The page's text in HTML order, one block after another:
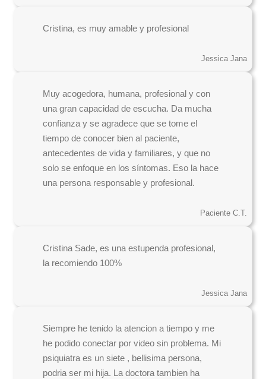
Cristina, es muy amable y profesional
Jessica Jana
Muy acogedora, humana, profesional y con
una gran capacidad de escucha. Da mucha
confianza y se agradece que se tome el
tiempo de conocer bien al paciente,
antecedentes de vida y familiares, y que no
solo se enfoque en los síntomas. Eso la hace
una persona responsable y profesional.
Paciente C.T.
Cristina Sade, es una estupenda profesional,
la recomiendo 100%
Jessica Jana
Siempre he tenido la atencion a tiempo y me
he podido conectar por video sin problema. Mi
psiquiatra es un siete , bellisima persona,
podria ser mi hija. La doctora tambien ha